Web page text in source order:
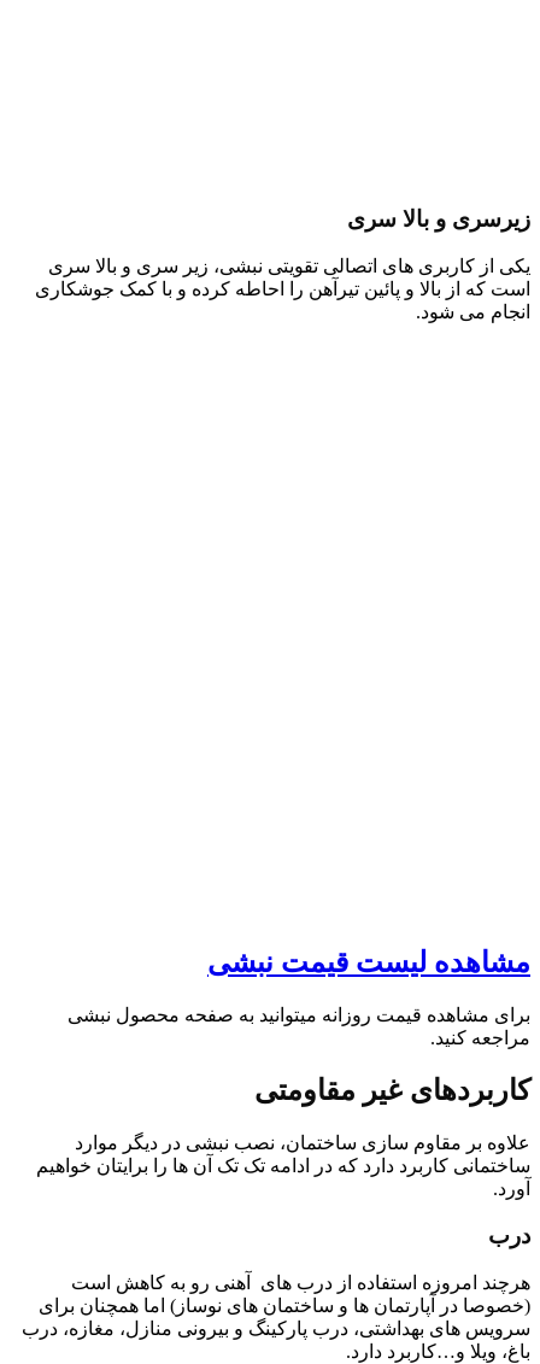
زیرسری و بالا سری
یکی از کاربری های اتصالی تقویتی نبشی، زیر سری و بالا سری
است که از بالا و پائین تیرآهن را احاطه کرده و با کمک جوشکاری
انجام می شود.
مشاهده لیست قیمت نبشی
برای مشاهده قیمت روزانه میتوانید به صفحه محصول نبشی
مراجعه کنید.
کاربردهای غیر مقاومتی
علاوه بر مقاوم سازی ساختمان، نصب نبشی در دیگر موارد
ساختمانی کاربرد دارد که در ادامه تک تک آن ها را برایتان خواهیم
آورد.
درب
هرچند امروزه استفاده از درب های آهنی رو به کاهش است
(خصوصا در آپارتمان ها و ساختمان های نوساز) اما همچنان برای
سرویس های بهداشتی، درب پارکینگ و بیرونی منازل، مغازه، درب
باغ، ویلا و…کاربرد دارد.